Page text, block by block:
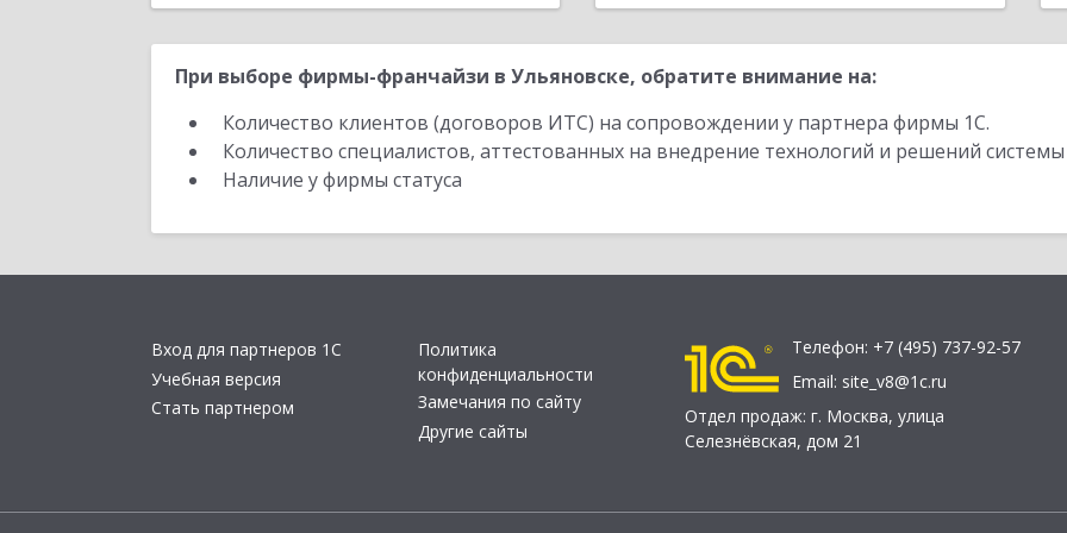
При выборе фирмы-франчайзи в Ульяновске, обратите внимание на:
Количество клиентов (договоров ИТС) на сопровождении у партнера фирмы 1С.
Количество специалистов, аттестованных на внедрение технологий и решений
Наличие у фирмы статуса
Вход для партнеров 1С
Учебная версия
Стать партнером
Политика
конфиденциальности
Замечания по сайту
Другие сайты
Телефон: +7 (495) 737-92-57
Email: site_v8@1c.ru
Отдел продаж: г. Москва, улица
Селезнёвская, дом 21